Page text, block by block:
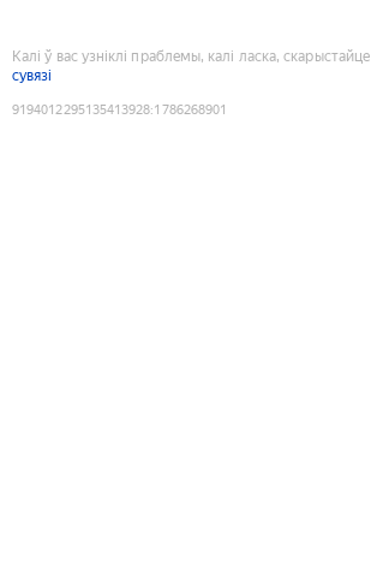
Калі ў вас узніклі праблемы, калі ласка, скарыстайце
сувязі
9194012295135413928:1786268901